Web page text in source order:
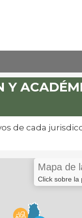
Y
de cada
Mapa de
Click sobre la